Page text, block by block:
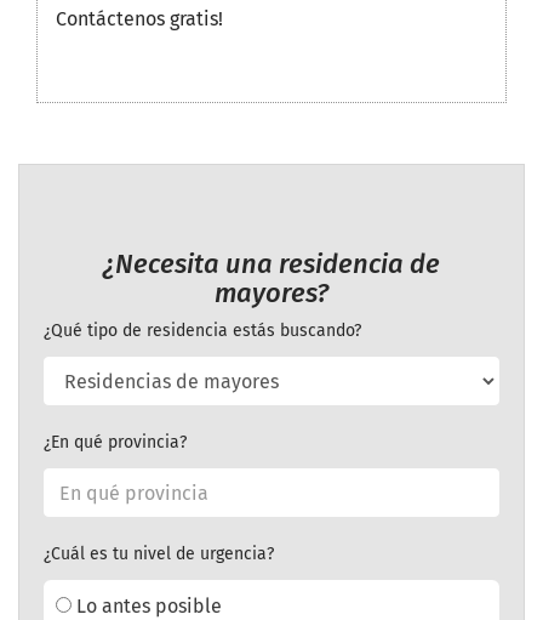
Contáctenos gratis!
¿Necesita una residencia de
mayores?
¿Qué tipo de residencia estás buscando?
¿En qué provincia?
¿Cuál es tu nivel de urgencia?
Lo antes posible